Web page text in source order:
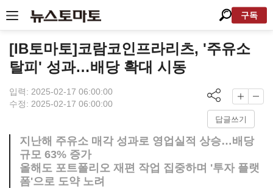
구독
[IB토마토]코람코인프라리츠, '주유소
탈피' 성과…배당 확대 시동
입력: 2025-02-17 06:00:00
수정: 2025-02-17 06:00:00
답글쓰기
지난해 주유소 매각 성과로 영업실적 상승…배당
규모 63% 증가
올해도 포트폴리오 재편 작업 집중하며 '투자 플랫
폼'으로 도약 노려